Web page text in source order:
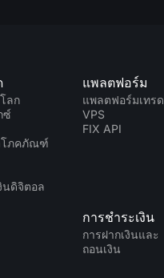
ลก
ซ์
โภคภัณฑ์
นดิจิตอล
แพลตฟอร์ม
แพลตฟอร์มเทรด
VPS
FIX API
การชำระเงิน
การฝากเงินและ
ถอนเงิน